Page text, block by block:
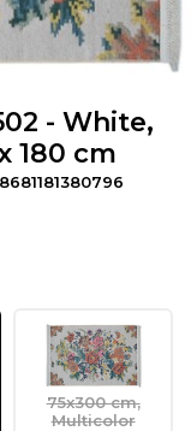
- White,
180 cm
8681181380796
75x300 cm,
Multicolor